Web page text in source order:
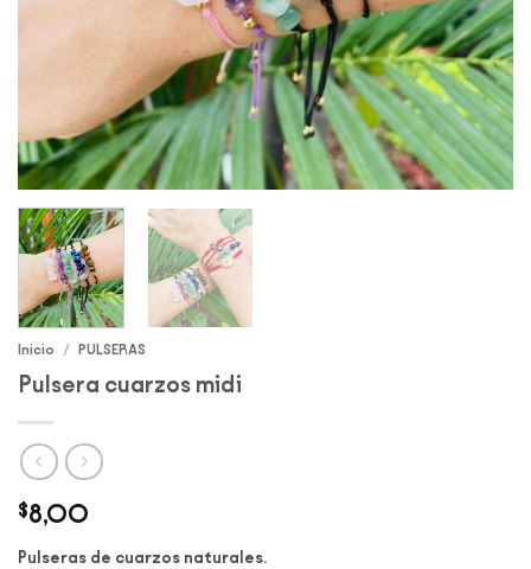
Inicio / PULSERAS
Pulsera cuarzos midi
$8,00
Pulseras de cuarzos naturales.